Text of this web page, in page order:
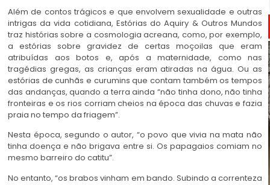
Além de contos trágicos e que envolvem sexualidade e outras
intrigas da vida cotidiana, Estórias do Aquiry & Outros Mundos
traz histórias sobre a cosmologia acreana, como, por exemplo,
a estórias sobre gravidez de certas moçoilas que eram
atribuídas aos botos e, após a maternidade, como nas
tragédias gregas, as crianças eram atiradas na água. Ou as
estórias de cunhãs e curumins que contam também os tempos
das andanças, quando a terra ainda “não tinha dono, não tinha
fronteiras e os rios corriam cheios na época das chuvas e fazia
praia no tempo da friagem”.
Nesta época, segundo o autor, “o povo que vivia na mata não
tinha doença e não brigava entre si. Os papagaios comiam no
mesmo barreiro do catitu”.
No entanto, “os brabos vinham em bando. Subindo a correnteza